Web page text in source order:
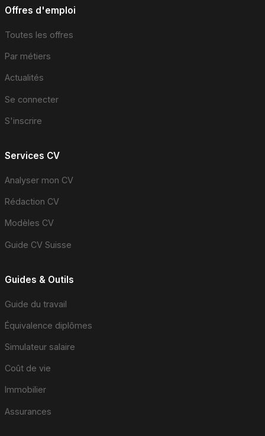
Offres d'emploi
Toutes les offres
Par métiers
Actualités
Se connecter
S'inscrire
Services CV
Analyser mon CV
Rédaction CV
Modèles CV
Guide CV Suisse
Guides & Outils
Guide du travail
Équivalence diplômes
Simulateur salaire
Coût de vie
Immobilier
Assurances